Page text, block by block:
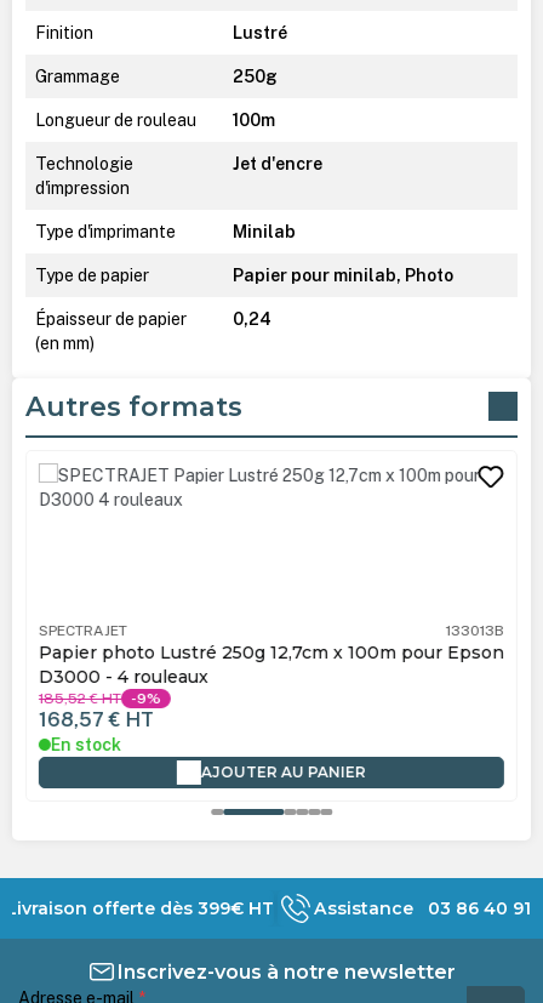
Finition Lustré
Grammage 250g
Longueur de rouleau 100m
Technologie
d'impression
Jet d'encre
Type d'imprimante Minilab
Type de papier Papier pour minilab, Photo
Épaisseur de papier
(en mm)
0,24
Autres formats
Ignorer la galerie de produits
SPECTRAJET 133013B
Papier photo Lustré 250g 12,7cm x 100m pour Epson
D3000 - 4 rouleaux
185,52 €HT -9%
168,57 € HT
En stock
AJOUTER AU PANIER
Livraison offerte dès 399€ HT Assistance 03 86 40 91
Inscrivez-vous à notre newsletter
Adresse e-mail *